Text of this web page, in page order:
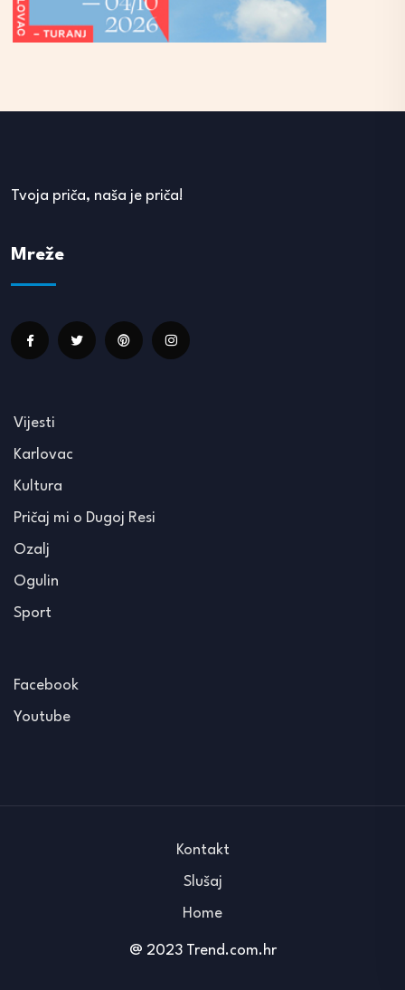
Tvoja priča, naša je priča!
Mreže
Vijesti
Karlovac
Kultura
Pričaj mi o Dugoj Resi
Ozalj
Ogulin
Sport
Facebook
Youtube
@ 2023 Trend.com.hr
Kontakt
Slušaj
Home